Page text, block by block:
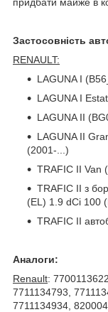
Застосовність
RENAULT:
LAGUNA I
LAGUNA I
LAGUNA II
LAGUNA II
(2001-...)
TRAFIC II Van
TRAFIC II з
(EL) 1.9 dCi 100
TRAFIC II
Аналоги:
Renault:
7711134793,
7711134934,